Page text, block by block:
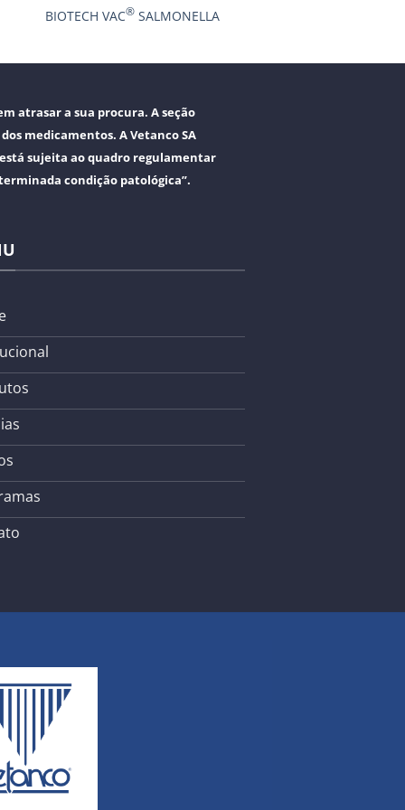
BIOTECH VAC®SALMONELLA
atrasar a sua procura. A seção
medicamentos. A Vetanco SA
sujeita ao quadro regulamentar
condição patológica”.